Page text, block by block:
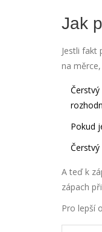
Jak
Jestli fakt
na
Pokud
A teď k
zápach
Pro lepší